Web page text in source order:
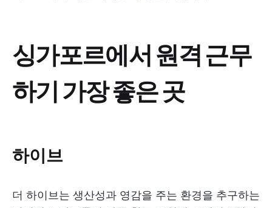
싱가포르에서 원격 근무
하기 가장 좋은 곳
하이브
더 하이브는 생산성과 영감을 주는 환경을 추구하는